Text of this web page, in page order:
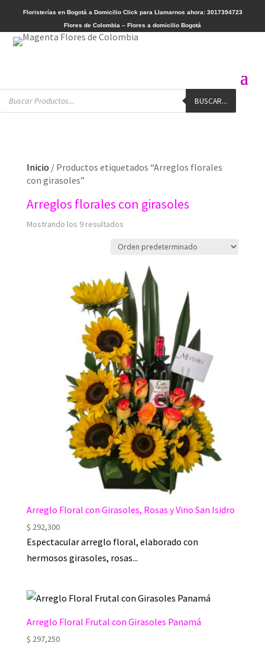
Floristerías en Bogotá a Domicilio Click para Llamarnos ahora: 3017394723
Flores de Colombia – Flores a domicilio Bogotá
BUSCAR...
Inicio / Productos etiquetados “Arreglos florales
con girasoles”
Arreglos florales con girasoles
Mostrando los 9 resultados
Arreglo Floral con Girasoles, Rosas y Vino San Isidro
$ 292,300
Espectacular arreglo floral, elaborado con
hermosos girasoles, rosas...
Arreglo Floral Frutal con Girasoles Panamá
$ 297,250